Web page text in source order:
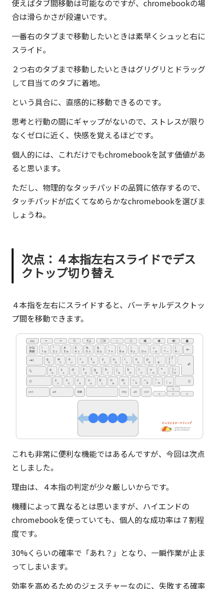
使えばタブ間移動は可能なのですが、chromebookの場
合は滑らかさが段違いです。
一番右のタブまで移動したいときは素早くシュッと右に
スライド。
２つ右のタブまで移動したいときはグリグリとドラッグ
して目当てのタブに着地。
という具合に、 直感的に移動できるのです。
思考と行動の間にギャップがないので、ストレスが限り
なくゼロに近く、快感を覚えるほどです。
個人的には、これだけでもchromebookを試す価値があ
ると思います。
ただし、物理的なタッチパッドの品質に依存するので、
タッチパッドが広くてなめらかなchromebookを選びま
しょうね。
次点：４本指左右スライドでデス
クトップ切り替え
４本指を左右にスライドすると、バーチャルデスクトッ
プ間を移動できます。
これも非常に便利な機能ではあるんですが、今回は次点
としました。
理由は、４本指の判定が少々厳しいからです。
機種によって異なるとは思いますが、ハイエンドの
chromebookを使っていても、個人的な成功率は７割程
度です。
30%くらいの確率で「あれ？」となり、一瞬作業が止ま
ってしまいます。
効率を高めるためのジェスチャーなのに、失敗する確率